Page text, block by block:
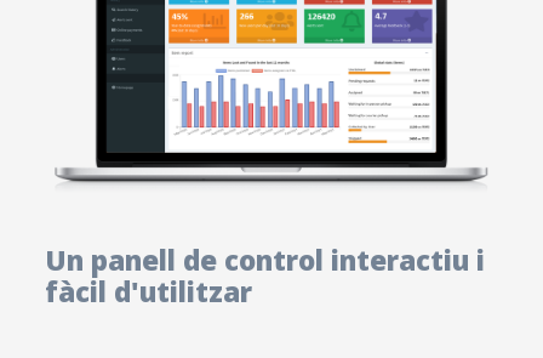
Un panell de control interactiu i
fàcil d'utilitzar